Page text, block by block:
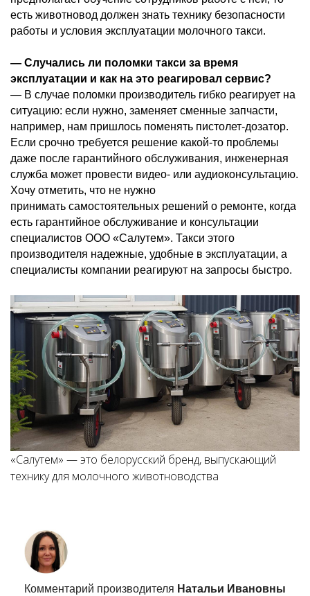
есть животновод должен знать технику безопасности
работы и условия эксплуатации молочного такси.
— Случались ли поломки такси за время
эксплуатации и как на это реагировал сервис?
— В случае поломки производитель гибко реагирует на
ситуацию: если нужно, заменяет сменные запчасти,
например, нам пришлось поменять пистолет-дозатор.
Если срочно требуется решение какой-то проблемы
даже после гарантийного обслуживания, инженерная
служба может провести видео- или аудиоконсультацию.
Хочу отметить, что не нужно
принимать самостоятельных решений о ремонте, когда
есть гарантийное обслуживание и консультации
специалистов ООО «Салутем». Такси этого
производителя надежные, удобные в эксплуатации, а
специалисты компании реагируют на запросы быстро.
«Салутем» — это белорусский бренд, выпускающий
технику для молочного животноводства
Комментарий производителя Натальи Ивановны